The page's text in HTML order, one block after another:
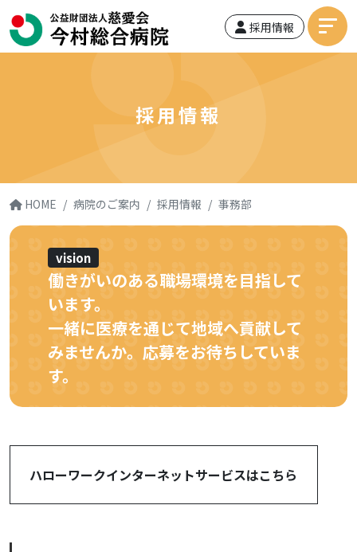
採用情報
採用情報
HOME 病院のご案内 採用情報 事務部
vision
働きがいのある職場環境を目指して
います。
一緒に医療を通じて地域へ貢献して
みませんか。応募をお待ちしていま
す。
ハローワークインターネットサービスはこちら